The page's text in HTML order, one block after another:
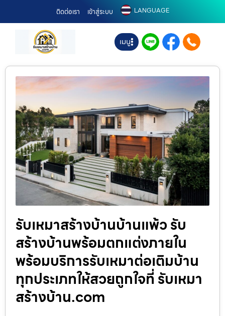
ติดต่อเรา เข้าสู่ระบบ LANGUAGE
เมนู
รับเหมาสร้างบ้านบ้านแพ้ว รับ
สร้างบ้านพร้อมตกแต่งภายใน
พร้อมบริการรับเหมาต่อเติมบ้าน
ทุกประเภทให้สวยถูกใจที่ รับเหมา
สร้างบ้าน.com